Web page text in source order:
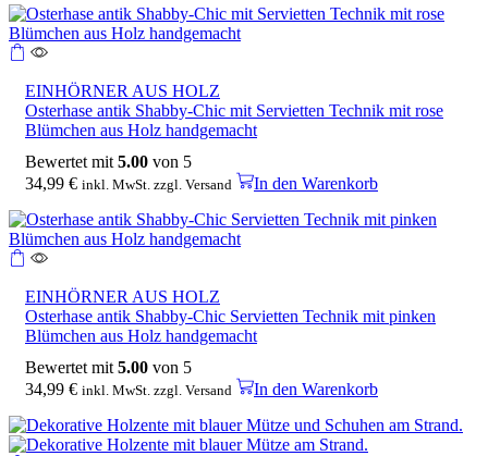
EINHÖRNER AUS HOLZ
Osterhase antik Shabby-Chic mit Servietten Technik mit rose
Blümchen aus Holz handgemacht
Bewertet mit 5.00 von 5
34,99 € inkl. MwSt. zzgl. Versand In den Warenkorb
EINHÖRNER AUS HOLZ
Osterhase antik Shabby-Chic Servietten Technik mit pinken
Blümchen aus Holz handgemacht
Bewertet mit 5.00 von 5
34,99 € inkl. MwSt. zzgl. Versand In den Warenkorb